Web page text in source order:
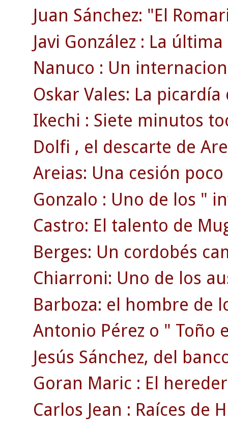
Juan Sánchez: "El
Javi González : La
Nanuco : Un
Oskar Vales: La picardía
Ikechi : Siete minutos
Dolfi , el descarte de
Areias: Una cesión
Gonzalo : Uno de los "
Castro: El talento de
Berges: Un cordobés
Chiarroni: Uno de los
Barboza: el hombre de
Antonio Pérez o " Toño
Jesús Sánchez, del
Goran Maric : El
Carlos Jean : Raíces de